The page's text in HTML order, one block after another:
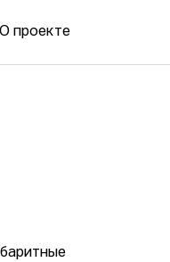
О проекте